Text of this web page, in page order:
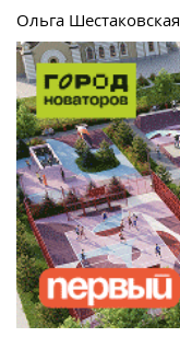
Ольга Шестаковская